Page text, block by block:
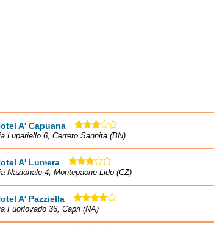
A' Capuana
Lupariello 6, Cerreto Sannita (BN)
A' Lumera
Nazionale 4, Montepaone Lido (CZ)
A' Pazziella
Fuorlovado 36, Capri (NA)